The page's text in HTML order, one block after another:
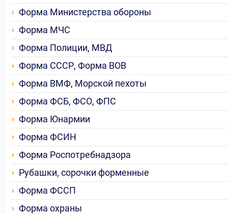
Форма Министерства обороны
Форма МЧС
Форма Полиции, МВД
Форма СССР, Форма ВОВ
Форма ВМФ, Морской пехоты
Форма ФСБ, ФСО, ФПС
Форма Юнармии
Форма ФСИН
Форма Роспотребнадзора
Рубашки, сорочки форменные
Форма ФССП
Форма охраны